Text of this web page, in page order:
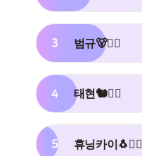
3 범규🐻❤️‍🔥
4 태현🐿️❤️‍🔥
5 휴닝카이🐧❤️‍🔥